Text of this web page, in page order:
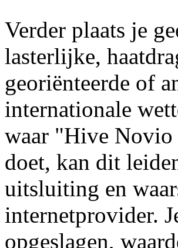
Verder plaats je
lasterlijke,
georiënteerde of
internationale
waar "Hive
doet, kan dit
uitsluiting en
internetprovider.
opgeslagen,